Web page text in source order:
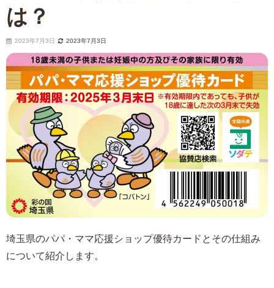
は？
2023年7月3日 2023年7月3日
埼玉県のパパ・ママ応援ショップ優待カードとその仕組み
について紹介します。